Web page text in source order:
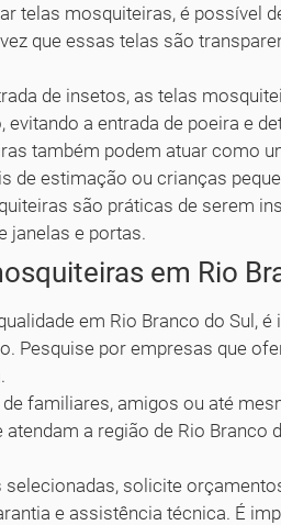
telas mosquiteiras, é possível
que essas telas são
de insetos, as telas
a entrada de poeira e
também podem atuar como
de estimação ou crianças
são práticas de serem
janelas e portas.
em Rio
em Rio Branco do Sul,
Pesquise por empresas que
familiares, amigos ou até
a região de Rio Branco
solicite
e assistência técnica. É